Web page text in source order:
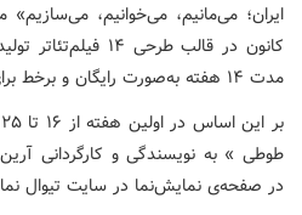
ایران؛ می‌مانیم، می‌خوانیم، می‌سازیم»
مدت ۱۴ هفته به‌صورت رایگان و برخط برای مخاطبان اکران می‌کند.
طوطی » به نویسندگی و کارگردانی
در صفحه‌ی نمایش‌نما در سایت تیوال